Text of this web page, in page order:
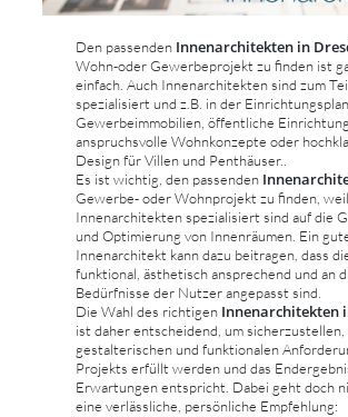
Den passenden Innenarchitekten in
Wohn-oder Gewerbeprojekt zu finden ist
einfach. Auch Innenarchitekten sind zum
spezialisiert und z.B. in der
Gewerbeimmobilien, öffentliche
anspruchsvolle Wohnkonzepte oder
Design für Villen und Penthäuser..
Es ist wichtig, den passenden
Gewerbe- oder Wohnprojekt zu finden, weil
Innenarchitekten spezialisiert sind auf die
und Optimierung von Innenräumen. Ein
Innenarchitekt kann dazu beitragen, dass
funktional, ästhetisch ansprechend und an
Bedürfnisse der Nutzer angepasst sind.
Die Wahl des richtigen Innenarchitekten
ist daher entscheidend, um sicherzustellen,
gestalterischen und funktionalen
Projekts erfüllt werden und das
Erwartungen entspricht. Dabei geht doch
eine verlässliche, persönliche Empfehlung: